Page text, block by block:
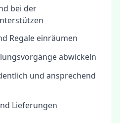
bei der
Regale einräumen
abwickeln
und ansprechend
Lieferungen